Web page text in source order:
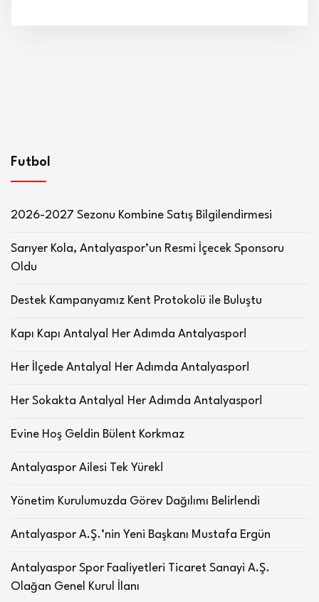
Futbol
2026-2027 Sezonu Kombine Satış Bilgilendirmesi
Sarıyer Kola, Antalyaspor’un Resmi İçecek Sponsoru
Oldu
Destek Kampanyamız Kent Protokolü ile Buluştu
Kapı Kapı Antalya! Her Adımda Antalyaspor!
Her İlçede Antalya! Her Adımda Antalyaspor!
Her Sokakta Antalya! Her Adımda Antalyaspor!
Evine Hoş Geldin Bülent Korkmaz
Antalyaspor Ailesi Tek Yürek!
Yönetim Kurulumuzda Görev Dağılımı Belirlendi
Antalyaspor A.Ş.’nin Yeni Başkanı Mustafa Ergün
Antalyaspor Spor Faaliyetleri Ticaret Sanayi A.Ş.
Olağan Genel Kurul İlanı